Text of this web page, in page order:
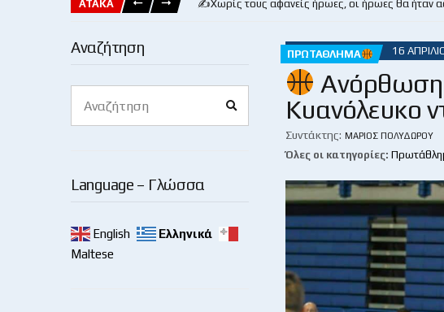
ΑΤΑΚΑ ✍️Χωρίς τους αφανείς ήρωες, οι ήρωες θα ήταν
Αναζήτηση
for:
Language – Γλώσσα
English
Ελληνικά
Maltese
ΠΡΩΤΆΘΛΗΜΑ 16
Ανόρθωση
Κυανόλευκο
Συντάκτης: ΜΆΡΙΟΣ ΠΟΛΥΔΏΡΟΥ
Όλες οι κατηγορίες: